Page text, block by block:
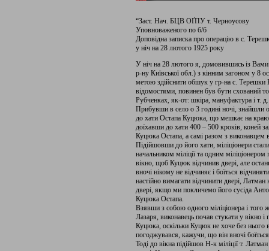
“Заст. Нач. БЦВ ОҐПУ т. Черноусову
Уповноваженого по б/б
Доповідна записка про операцію в с.
у ніч на 28 лютого 1925 року
У ніч на 28 лютого я, домовившись із
р-ну Київської обл.) з кінним загоном у 8
метою здійснити обшук у гр-на с.
відомостями, повинен був бути схований
Рубченках, як-от: шкіра, мануфактура і т. д.
Прибувши в село о 3 годині ночі, знайшли
до хати Остапа Куцюка, що мешкає на краю
доїхавши до хати 400 – 500 кроків, коней
Куцюка Остапа, а самі разом з виконавцем
Підійшовши до його хати, міліціонери
начальником міліції та одним
вікно, щоб Куцюк відчинив двері, але
вночі нікому не відчиняє і боїться
настійно вимагати відчинити двері,
двері, якщо ми покличемо його сусіда
Куцюка Остапа.
Взявши з собою одного міліціонера і того
Лазаря, виконавець почав стукати у вікно
Куцюка, оскільки Куцюк не хоче без
погоджувався, кажучи, що він вночі
Тоді до вікна підійшов Н-к міліції т.